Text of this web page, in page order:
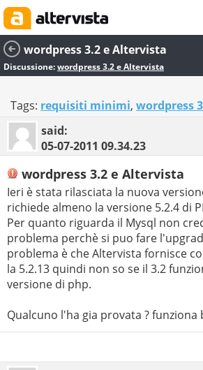
wordpress 3.2 e Altervista
Discussione:wordpress 3.2 e Altervista
Tags: requisiti minimi, wordpress
said:
05-07-2011 09.34.23
wordpress 3.2 e Altervista
Ieri è stata rilasciata la nuova
richiede almeno la versione 5.2.4 di
Per quanto riguarda il Mysql non
problema perchè si puo fare
problema è che Altervista fornisce
la 5.2.13 quindi non so se il 3.2
versione di php.
Qualcuno l'ha gia provata ? funziona